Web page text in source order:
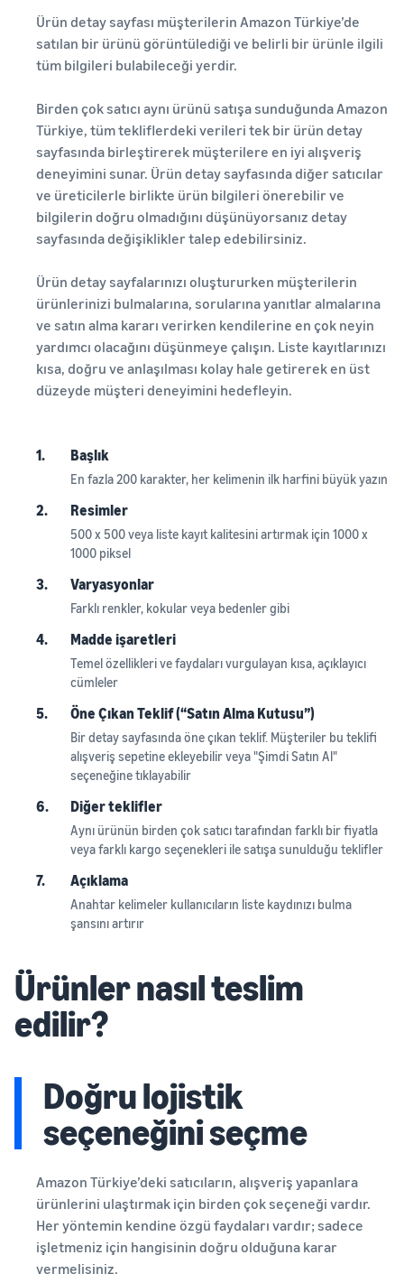
Ürün detay sayfası müşterilerin Amazon Türkiye’de
satılan bir ürünü görüntülediği ve belirli bir ürünle ilgili
tüm bilgileri bulabileceği yerdir.
Birden çok satıcı aynı ürünü satışa sunduğunda Amazon
Türkiye, tüm tekliflerdeki verileri tek bir ürün detay
sayfasında birleştirerek müşterilere en iyi alışveriş
deneyimini sunar. Ürün detay sayfasında diğer satıcılar
ve üreticilerle birlikte ürün bilgileri önerebilir ve
bilgilerin doğru olmadığını düşünüyorsanız detay
sayfasında değişiklikler talep edebilirsiniz.
Ürün detay sayfalarınızı oluştururken müşterilerin
ürünlerinizi bulmalarına, sorularına yanıtlar almalarına
ve satın alma kararı verirken kendilerine en çok neyin
yardımcı olacağını düşünmeye çalışın. Liste kayıtlarınızı
kısa, doğru ve anlaşılması kolay hale getirerek en üst
düzeyde müşteri deneyimini hedefleyin.
1. Başlık
En fazla 200 karakter, her kelimenin ilk harfini büyük yazın
2. Resimler
500 x 500 veya liste kayıt kalitesini artırmak için 1000 x
1000 piksel
3. Varyasyonlar
Farklı renkler, kokular veya bedenler gibi
4. Madde işaretleri
Temel özellikleri ve faydaları vurgulayan kısa, açıklayıcı
cümleler
5. Öne Çıkan Teklif (“Satın Alma Kutusu”)
Bir detay sayfasında öne çıkan teklif. Müşteriler bu teklifi
alışveriş sepetine ekleyebilir veya "Şimdi Satın Al"
seçeneğine tıklayabilir
6. Diğer teklifler
Aynı ürünün birden çok satıcı tarafından farklı bir fiyatla
veya farklı kargo seçenekleri ile satışa sunulduğu teklifler
7. Açıklama
Anahtar kelimeler kullanıcıların liste kaydınızı bulma
şansını artırır
Ürünler nasıl teslim
edilir?
Doğru lojistik
seçeneğini seçme
Amazon Türkiye’deki satıcıların, alışveriş yapanlara
ürünlerini ulaştırmak için birden çok seçeneği vardır.
Her yöntemin kendine özgü faydaları vardır; sadece
işletmeniz için hangisinin doğru olduğuna karar
vermelisiniz.